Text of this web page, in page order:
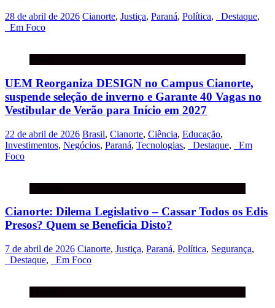
28 de abril de 2026 Cianorte, Justiça, Paraná, Política, _Destaque,
_Em Foco
UEM Reorganiza DESIGN no Campus Cianorte,
suspende seleção de inverno e Garante 40 Vagas no
Vestibular de Verão para Início em 2027
22 de abril de 2026 Brasil, Cianorte, Ciência, Educação,
Investimentos, Negócios, Paraná, Tecnologias, _Destaque,
_Em
Foco
Cianorte: Dilema Legislativo – Cassar Todos os Edis
Presos? Quem se Beneficia Disto?
7 de abril de 2026 Cianorte, Justiça, Paraná, Política, Segurança,
_Destaque, _Em Foco